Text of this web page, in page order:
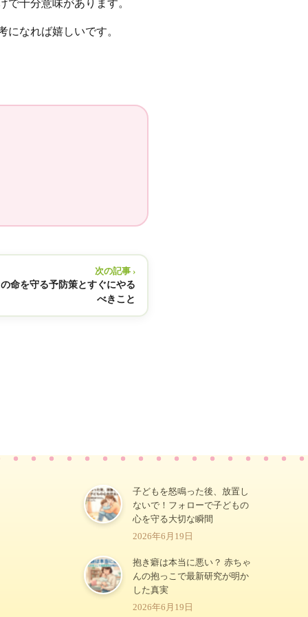
で十分意味があります。
なれば嬉しいです。
次の記事 ›
命を守る予防策とすぐにやる
べきこと
子どもを怒鳴った後、放置し
ないで！フォローで子どもの
心を守る大切な瞬間
2026年6月19日
抱き癖は本当に悪い？ 赤ちゃ
んの抱っこで最新研究が明か
した真実
2026年6月19日